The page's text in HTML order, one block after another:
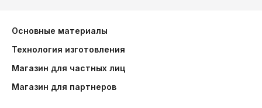
Основные материалы
Технология изготовления
Магазин для частных лиц
Магазин для партнеров